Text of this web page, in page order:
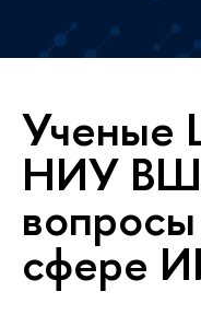
Ученые
НИУ
сфере